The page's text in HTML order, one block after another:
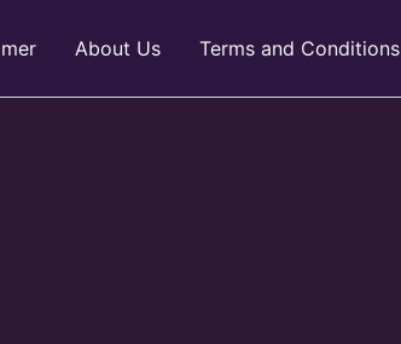
About Us Terms and Conditions